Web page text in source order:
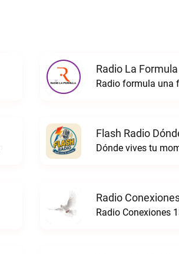
Radio La
Flash Radio
Dónde vives tu
Radio
Radio Conexiones